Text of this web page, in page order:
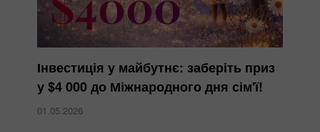
Інвестиція у майбутнє: заберіть приз
у $4 000 до Міжнародного дня сім'ї!
01.05.2026